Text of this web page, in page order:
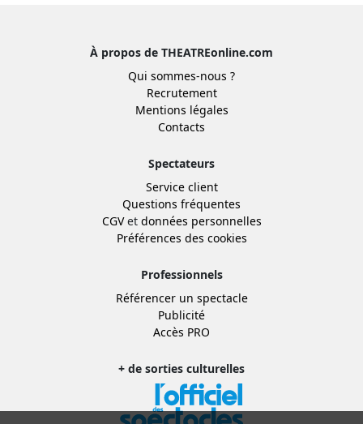
À propos de THEATREonline.com
Qui sommes-nous ?
Recrutement
Mentions légales
Contacts
Spectateurs
Service client
Questions fréquentes
CGVet données personnelles
Préférences des cookies
Professionnels
Référencer un spectacle
Publicité
Accès PRO
+ de sorties culturelles